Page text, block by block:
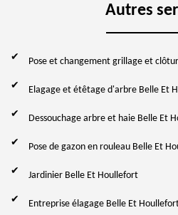
Autres
Pose et changement grillage et
Elagage et étêtage d'arbre Belle Et
Dessouchage arbre et haie Belle Et
Pose de gazon en rouleau Belle Et
Jardinier Belle Et Houllefort
Entreprise élagage Belle Et